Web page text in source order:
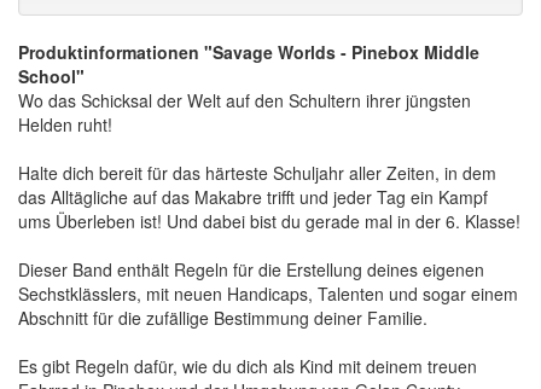
Produktinformationen "Savage Worlds - Pinebox Middle
School"
Wo das Schicksal der Welt auf den Schultern ihrer jüngsten
Helden ruht!
Halte dich bereit für das härteste Schuljahr aller Zeiten, in dem
das Alltägliche auf das Makabre trifft und jeder Tag ein Kampf
ums Überleben ist! Und dabei bist du gerade mal in der 6. Klasse!
Dieser Band enthält Regeln für die Erstellung deines eigenen
Sechstklässlers, mit neuen Handicaps, Talenten und sogar einem
Abschnitt für die zufällige Bestimmung deiner Familie.
Es gibt Regeln dafür, wie du dich als Kind mit deinem treuen